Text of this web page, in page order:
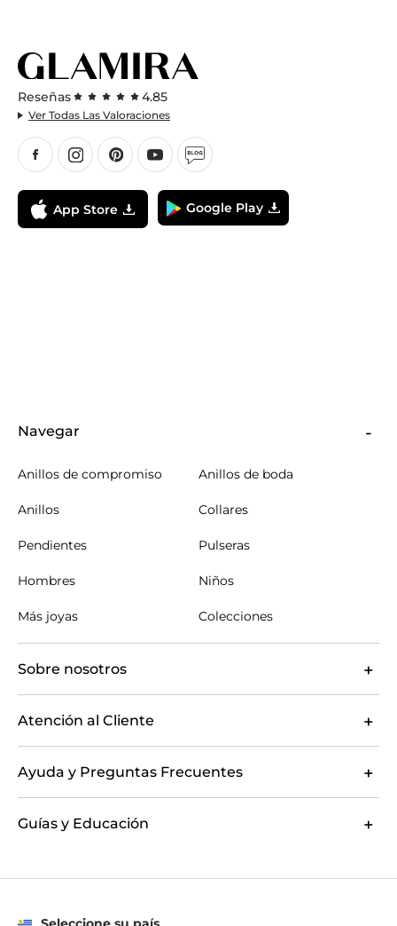
Reseñas 4.85
Ver Todas Las Valoraciones
App Store Google Play
Navegar
Anillos de compromiso Anillos de boda
Anillos Collares
Pendientes Pulseras
Hombres Niños
Más joyas Colecciones
Sobre nosotros
Atención al Cliente
Ayuda y Preguntas Frecuentes
Guías y Educación